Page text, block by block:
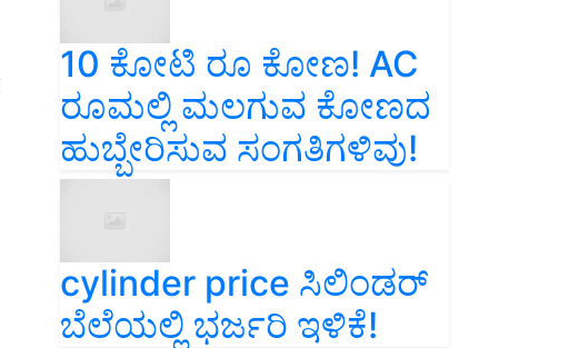
10 ಕೋಟಿ ರೂ ಕೋಣ! AC
ರೂಮಲ್ಲಿ ಮಲಗುವ ಕೋಣದ
ಹುಬ್ಬೇರಿಸುವ ಸಂಗತಿಗಳಿವು!
cylinder price ಸಿಲಿಂಡರ್‌
ಬೆಲೆಯಲ್ಲಿ ಭರ್ಜರಿ ಇಳಿಕೆ!